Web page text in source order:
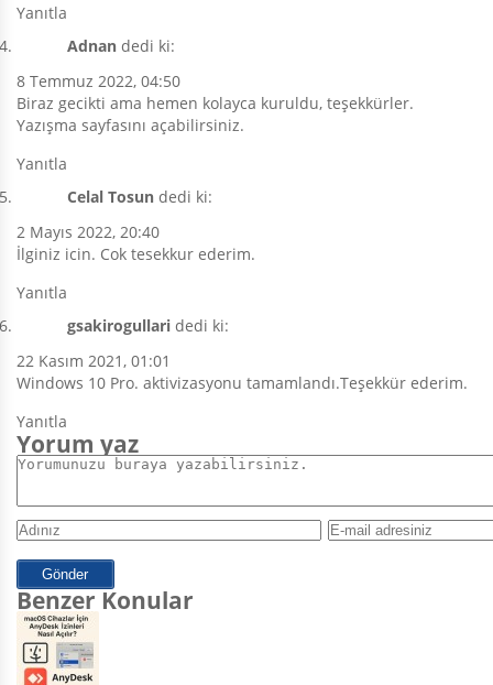
Yanıtla
Adnan dedi ki:
8 Temmuz 2022, 04:50
Biraz gecikti ama hemen kolayca kuruldu, teşekkürler.
Yazışma sayfasını açabilirsiniz.
Yanıtla
Celal Tosun dedi ki:
2 Mayıs 2022, 20:40
İlginiz icin. Cok tesekkur ederim.
Yanıtla
gsakirogullari dedi ki:
22 Kasım 2021, 01:01
Windows 10 Pro. aktivizasyonu tamamlandı.Teşekkür ederim.
Yanıtla
Yorum yaz
Benzer Konular